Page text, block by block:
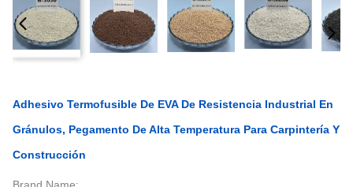
Adhesivo Termofusible De EVA De Resistencia Industrial En
Gránulos, Pegamento De Alta Temperatura Para Carpintería Y
Construcción